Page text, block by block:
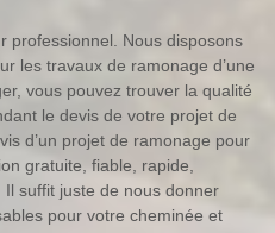
professionnel. Nous disposons
les travaux de ramonage d’une
vous pouvez trouver la qualité
le devis de votre projet de
d’un projet de ramonage pour
gratuite, fiable, rapide,
suffit juste de nous donner
pour votre cheminée et